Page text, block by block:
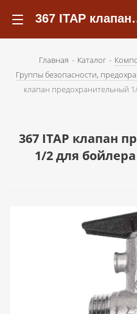
367 ITAP клапан
Главная - Каталог -
Группы безопасности,
клапан предохранительный
367 ITAP клапан
1/2 для